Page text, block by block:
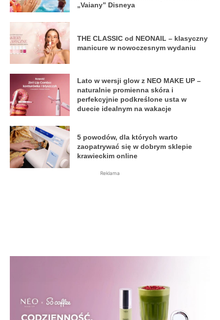
„Vaiany” Disneya
THE CLASSIC od NEONAIL – klasyczny
manicure w nowoczesnym wydaniu
Lato w wersji glow z NEO MAKE UP –
naturalnie promienna skóra i
perfekcyjnie podkreślone usta w
duecie idealnym na wakacje
5 powodów, dla których warto
zaopatrywać się w dobrym sklepie
krawieckim online
Reklama